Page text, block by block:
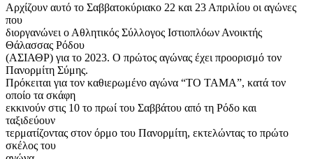
Αρχίζουν αυτό το Σαββατοκύριακο 22 και 23 Απριλίου οι αγώνες
που
διοργανώνει ο Αθλητικός Σύλλογος Ιστιοπλόων Ανοικτής
Θάλασσας Ρόδου
(ΑΣΙΑΘΡ) για το 2023. Ο πρώτος αγώνας έχει προορισμό τον
Πανορμίτη Σύμης.
Πρόκειται για τον καθιερωμένο αγώνα “ΤΟ ΤΑΜΑ”, κατά τον
οποίο τα σκάφη
εκκινούν στις 10 το πρωί του Σαββάτου από τη Ρόδο και
ταξιδεύουν
τερματίζοντας στον όρμο του Πανορμίτη, εκτελώντας το πρώτο
σκέλος του